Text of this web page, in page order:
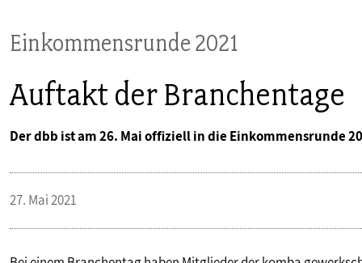
MITGLIEDSCHAFT & SERVICE
Einkommensrunde 2021
Auftakt der Branchentage
Der dbb ist am 26. Mai offiziell in die Einkommensrunde
27. Mai 2021